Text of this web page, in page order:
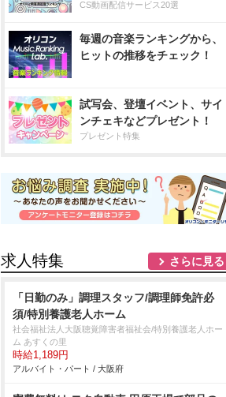
CS動画配信サービス20選
毎週の音楽ランキングから、
ヒットの推移をチェック！
試写会、登壇イベント、サイ
ンチェキなどプレゼント！
プレゼント特集
求人特集 さらに見る
「日勤のみ」調理スタッフ/調理師免許必
須/特別養護老人ホーム
社会福祉法人大阪聴覚障害者福祉会/特別養護老人ホー
ム あすくの里
時給1,189円
アルバイト・パート / 大阪府